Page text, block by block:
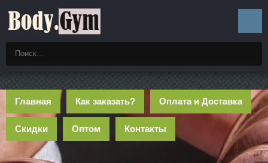
Главная Как заказать? Оплата и Доставка
Скидки Оптом Контакты